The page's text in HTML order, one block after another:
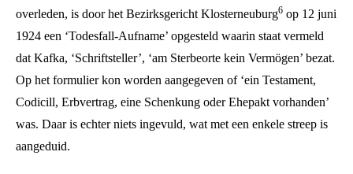
overleden, is door het Bezirksgericht Klosterneuburg6 op 12 juni
1924 een ‘Todesfall-Aufname’ opgesteld waarin staat vermeld
dat Kafka, ‘Schriftsteller’, ‘am Sterbeorte kein Vermögen’ bezat.
Op het formulier kon worden aangegeven of ‘ein Testament,
Codicill, Erbvertrag, eine Schenkung oder Ehepakt vorhanden’
was. Daar is echter niets ingevuld, wat met een enkele streep is
aangeduid.